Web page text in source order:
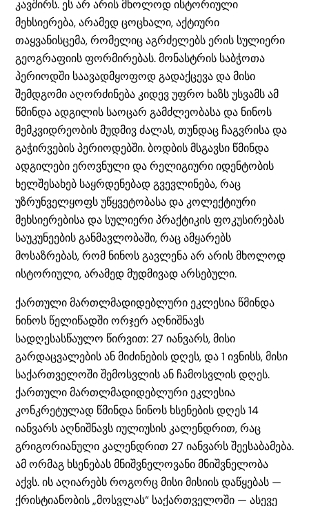
კავშირს. ეს არ არის მხოლოდ ისტორიული
მეხსიერება, არამედ ცოცხალი, აქტიური
თაყვანისცემა, რომელიც აგრძელებს ერის სულიერი
გეოგრაფიის ფორმირებას. მონასტრის საბჭოთა
პერიოდში საავადმყოფოდ გადაქცევა და მისი
შემდგომი აღორძინება კიდევ უფრო ხაზს უსვამს ამ
წმინდა ადგილის საოცარ გამძლეობასა და ნინოს
მემკვიდრეობის მუდმივ ძალას, თუნდაც ჩაგვრისა და
გაჭირვების პერიოდებში. ბოდბის მსგავსი წმინდა
ადგილები ეროვნული და რელიგიური იდენტობის
ხელშესახებ საყრდენებად გვევლინება, რაც
უზრუნველყოფს უწყვეტობასა და კოლექტიური
მეხსიერებისა და სულიერი პრაქტიკის ფოკუსირებას
საუკუნეების განმავლობაში, რაც ამყარებს
მოსაზრებას, რომ ნინოს გავლენა არ არის მხოლოდ
ისტორიული, არამედ მუდმივად არსებული.
ქართული მართლმადიდებლური ეკლესია წმინდა
ნინოს წელიწადში ორჯერ აღნიშნავს
სადღესასწაულო წირვით: 27 იანვარს, მისი
გარდაცვალების ან მიძინების დღეს, და 1 ივნისს, მისი
საქართველოში შემოსვლის ან ჩამოსვლის დღეს.
ქართული მართლმადიდებლური ეკლესია
კონკრეტულად წმინდა ნინოს ხსენების დღეს 14
იანვარს აღნიშნავს იულიუსის კალენდრით, რაც
გრიგორიანული კალენდრით 27 იანვარს შეესაბამება.
ამ ორმაგ ხსენებას მნიშვნელოვანი მნიშვნელობა
აქვს. ის აღიარებს როგორც მისი მისიის დაწყებას —
ქრისტიანობის „მოსვლას“ საქართველოში — ასევე